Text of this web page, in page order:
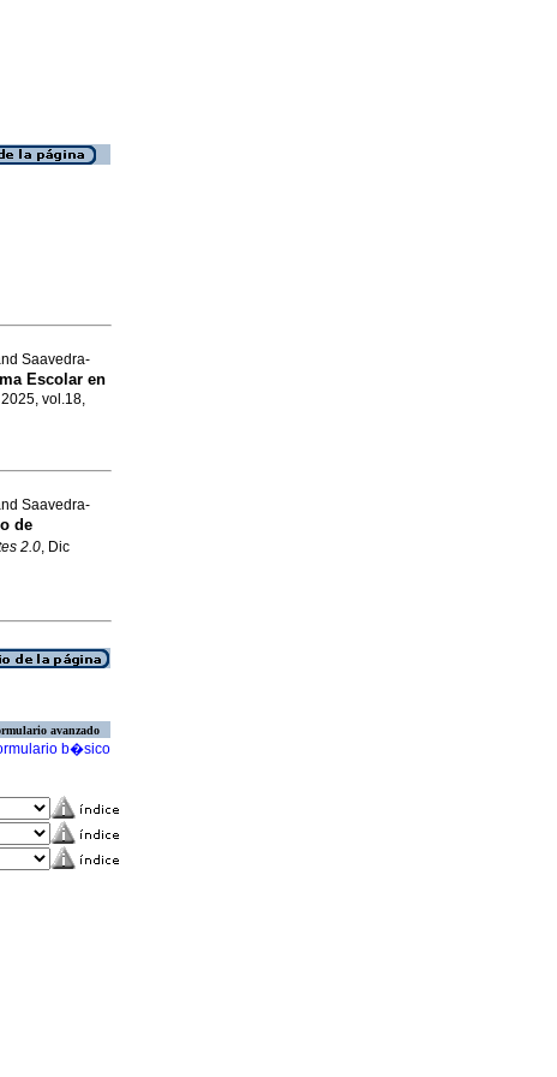
Saavedra-
Escolar en
vol.18,
Saavedra-
de
2.0, Dic
avanzado
b�sico